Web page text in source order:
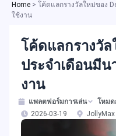
Home > โค้ดแลกรางวัลใหม่ของ
ใช้งาน
โค้ดแลกรางวัล
ประจำเดือนมี
งาน
แพลตฟอร์มการเล่น
โหมด
2026-03-19
JollyMax